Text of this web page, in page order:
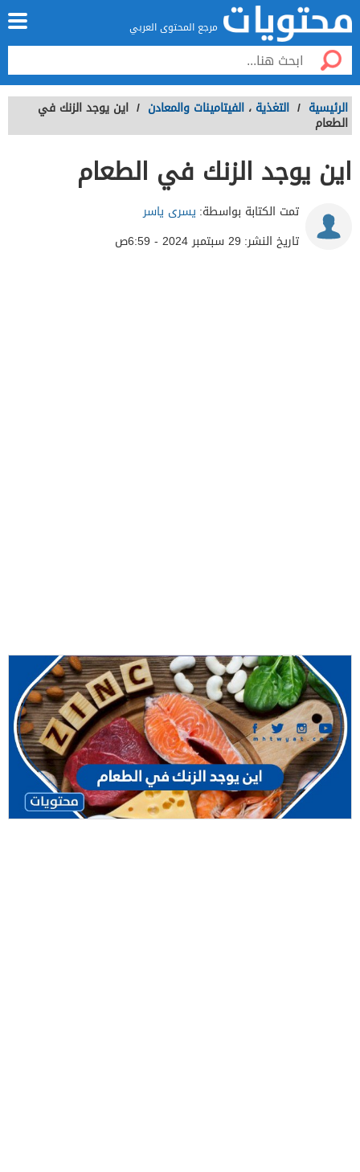
مرجع المحتوى العربي
الرئيسية / التغذية ، الفيتامينات والمعادن / اين يوجد الزنك في
الطعام
اين يوجد الزنك في الطعام
تمت الكتابة بواسطة: يسرى ياسر
تاريخ النشر: 29 سبتمبر 2024 - 6:59ص